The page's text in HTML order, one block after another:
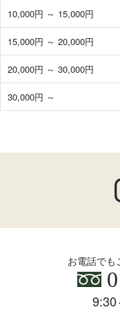
10,000円 ～ 15,000円
15,000円 ～ 20,000円
20,000円 ～ 30,000円
30,000円 ～
お電話でも